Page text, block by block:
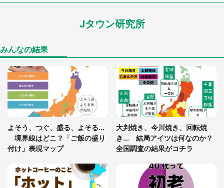
「孫にあげると思って、あなたにこれをあげる」
「ゾワゾワする」「本当に気持ち悪い」 道端でバ
グっちゃってた〝野生の野菜〟に6.5万人戦慄
「閉所恐怖症の私は新幹線で大パニック。隣席の青
年に『手を繋いで』とお願いしたら...」 体験談に
8万人感動
7万人驚がく 「お菓子売り場ならまだしも...」「ハ
ードル高い」
Jタウン研究所
みんなの結果
よそう、つぐ、盛る、よそる...
境界線はどこ？「ご飯の盛り
付け」表現マップ
大判焼き、今川焼き、回転焼
き... 結局アイツは何なのか？
全国調査の結果がコチラ